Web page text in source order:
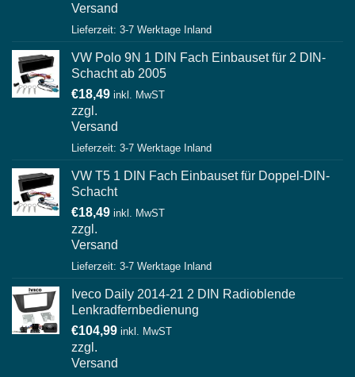
Versand
Lieferzeit: 3-7 Werktage Inland
VW Polo 9N 1 DIN Fach Einbauset für 2 DIN-
Schacht ab 2005
€18,49 inkl. MwST
zzgl.
Versand
Lieferzeit: 3-7 Werktage Inland
VW T5 1 DIN Fach Einbauset für Doppel-DIN-
Schacht
€18,49 inkl. MwST
zzgl.
Versand
Lieferzeit: 3-7 Werktage Inland
Iveco Daily 2014-21 2 DIN Radioblende
Lenkradfernbedienung
€104,99 inkl. MwST
zzgl.
Versand